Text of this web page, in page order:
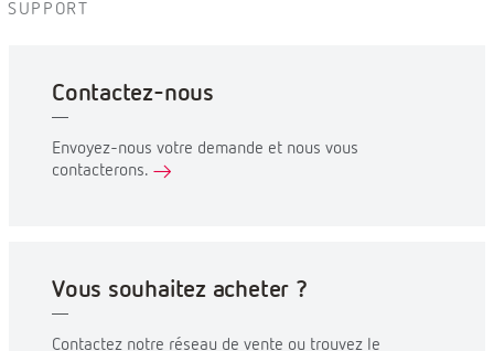
SUPPORT
Contactez-nous
Envoyez-nous votre demande et nous vous
contacterons.
Vous souhaitez acheter ?
Contactez notre réseau de vente ou trouvez le